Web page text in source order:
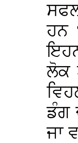
ਹਨ
ਲੋਕ
ਡੰਗ
ਜਾ